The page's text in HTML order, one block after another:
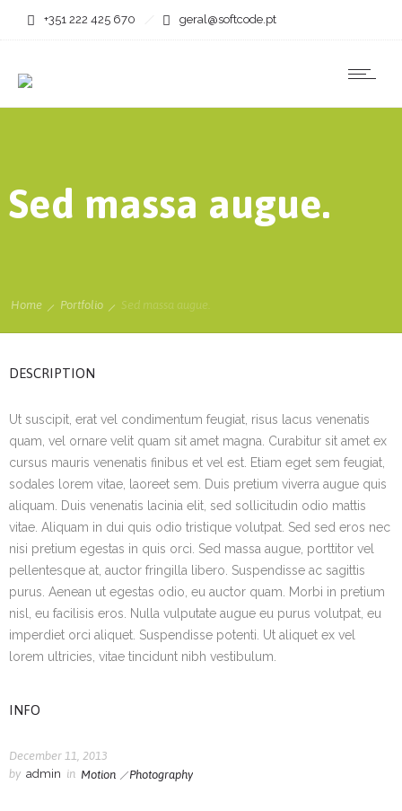
+351 222 425 670 geral@softcode.pt
Sed massa augue.
Home Portfolio Sed massa augue.
DESCRIPTION
Ut suscipit, erat vel condimentum feugiat, risus lacus venenatis
quam, vel ornare velit quam sit amet magna. Curabitur sit amet ex
cursus mauris venenatis finibus et vel est. Etiam eget sem feugiat,
sodales lorem vitae, laoreet sem. Duis pretium viverra augue quis
aliquam. Duis venenatis lacinia elit, sed sollicitudin odio mattis
vitae. Aliquam in dui quis odio tristique volutpat. Sed sed eros nec
nisi pretium egestas in quis orci. Sed massa augue, porttitor vel
pellentesque at, auctor fringilla libero. Suspendisse ac sagittis
purus. Aenean ut egestas odio, eu auctor quam. Morbi in pretium
nisl, eu facilisis eros. Nulla vulputate augue eu purus volutpat, eu
imperdiet orci aliquet. Suspendisse potenti. Ut aliquet ex vel
lorem ultricies, vitae tincidunt nibh vestibulum.
INFO
December 11, 2013
by admin in Motion Photography